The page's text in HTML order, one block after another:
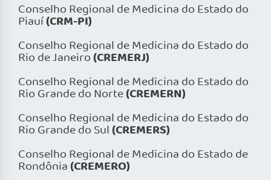
Conselho Regional de Medicina do Estado do
Piauí(CRM-PI)
Conselho Regional de Medicina do Estado do
Rio de Janeiro (CREMERJ)
Conselho Regional de Medicina do Estado do
Rio Grande do Norte(CREMERN)
Conselho Regional de Medicina do Estado do
Rio Grande do Sul (CREMERS)
Conselho Regional de Medicina do Estado de
Rondônia (CREMERO)